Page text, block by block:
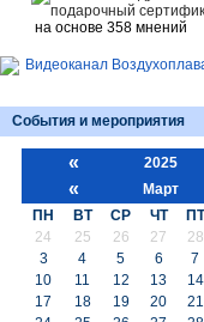
на основе 358 мнений
События и мероприятия
« 2025
«
Март
ПН ВТ СР ЧТ ПТ
24
25 26 27 28
3
4 5 6 7
10
11 12 13 14
17
18 19 20 21